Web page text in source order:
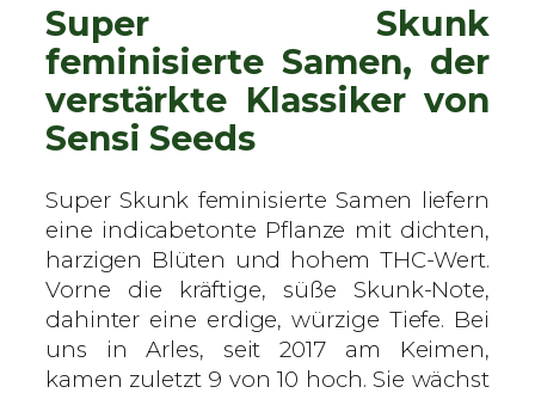
–
f
e
m
i
i
s
i
e
r
t
e
Super Skunk
feminisierte Samen, der
verstärkte Klassiker von
Sensi Seeds
Super Skunk feminisierte Samen liefern
eine indicabetonte Pflanze mit dichten,
harzigen Blüten und hohem THC-Wert.
Vorne die kräftige, süße Skunk-Note,
dahinter eine erdige, würzige Tiefe. Bei
uns in Arles, seit 2017 am Keimen,
kamen zuletzt 9 von 10 hoch. Sie wächst